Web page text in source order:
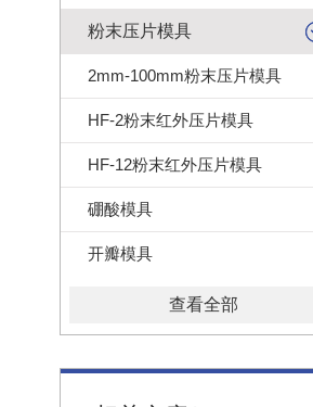
粉末压片模具
2mm-100mm粉末压片模具
HF-2粉末红外压片模具
HF-12粉末红外压片模具
硼酸模具
开瓣模具
查看全部